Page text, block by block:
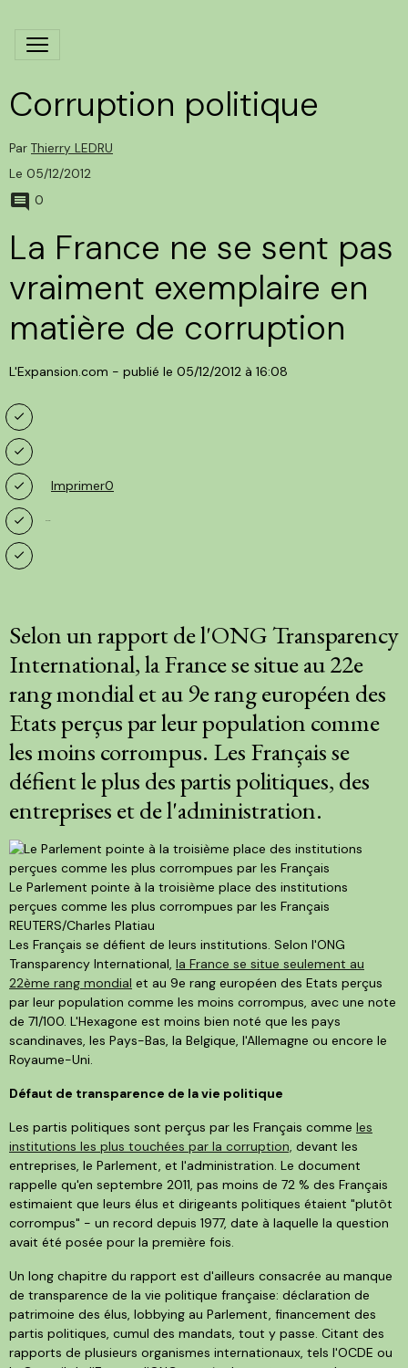
Corruption politique
Par Thierry LEDRU
Le 05/12/2012
0
La France ne se sent pas
vraiment exemplaire en
matière de corruption
L'Expansion.com - publié le 05/12/2012 à 16:08
Imprimer0
Selon un rapport de l'ONG Transparency
International, la France se situe au 22e
rang mondial et au 9e rang européen des
Etats perçus par leur population comme
les moins corrompus. Les Français se
défient le plus des partis politiques, des
entreprises et de l'administration.
Le Parlement pointe à la troisième place des institutions
perçues comme les plus corrompues par les Français
REUTERS/Charles Platiau
Les Français se défient de leurs institutions. Selon l'ONG
Transparency International, la France se situe seulement au
22ème rang mondial et au 9e rang européen des Etats perçus
par leur population comme les moins corrompus, avec une note
de 71/100. L'Hexagone est moins bien noté que les pays
scandinaves, les Pays-Bas, la Belgique, l'Allemagne ou encore le
Royaume-Uni.
Défaut de transparence de la vie politique
Les partis politiques sont perçus par les Français comme les
institutions les plus touchées par la corruption, devant les
entreprises, le Parlement, et l'administration. Le document
rappelle qu'en septembre 2011, pas moins de 72 % des Français
estimaient que leurs élus et dirigeants politiques étaient "plutôt
corrompus" - un record depuis 1977, date à laquelle la question
avait été posée pour la première fois.
Un long chapitre du rapport est d'ailleurs consacrée au manque
de transparence de la vie politique française: déclaration de
patrimoine des élus, lobbying au Parlement, financement des
partis politiques, cumul des mandats, tout y passe. Citant des
rapports de plusieurs organismes internationaux, tels l'OCDE ou